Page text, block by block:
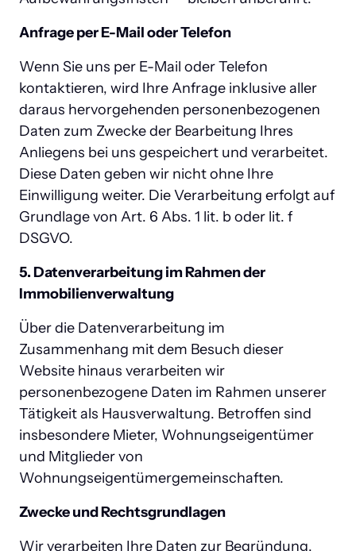
Anfrage per E-Mail oder Telefon
Wenn Sie uns per E-Mail oder Telefon
kontaktieren, wird Ihre Anfrage inklusive aller
daraus hervorgehenden personenbezogenen
Daten zum Zwecke der Bearbeitung Ihres
Anliegens bei uns gespeichert und verarbeitet.
Diese Daten geben wir nicht ohne Ihre
Einwilligung weiter. Die Verarbeitung erfolgt auf
Grundlage von Art. 6 Abs. 1 lit. b oder lit. f
DSGVO.
5. Datenverarbeitung im Rahmen der
Immobilienverwaltung
Über die Datenverarbeitung im
Zusammenhang mit dem Besuch dieser
Website hinaus verarbeiten wir
personenbezogene Daten im Rahmen unserer
Tätigkeit als Hausverwaltung. Betroffen sind
insbesondere Mieter, Wohnungseigentümer
und Mitglieder von
Wohnungseigentümergemeinschaften.
Zwecke und Rechtsgrundlagen
Wir verarbeiten Ihre Daten zur Begründung,